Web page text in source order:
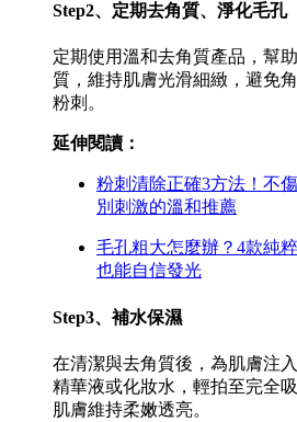
Step2、定期去角質、淨化毛孔
定期使用溫和去角質產品，幫
質，維持肌膚光滑細緻，避免
粉刺。
延伸閱讀：
粉刺清除正確3方法！不
別刺激的溫和推薦
毛孔粗大怎麼辦？4款純
也能自信發光
Step3、補水保濕
在清潔與去角質後，為肌膚注
精華液或化妝水，輕拍至完全
肌膚維持柔嫩透亮。